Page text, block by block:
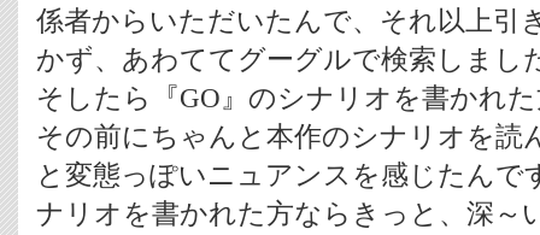
係者からいただいたんで、それ以上引
かず、あわててグーグルで検索しまし
そしたら『GO』のシナリオを書かれ
その前にちゃんと本作のシナリオを読
と変態っぽいニュアンスを感じたんで
ナリオを書かれた方ならきっと、深～